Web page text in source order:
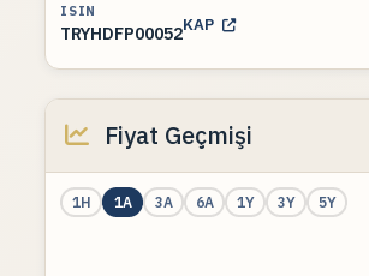
ISIN
TRYHDFP00052KAP
Fiyat Geçmişi
1H 1A 3A 6A 1Y 3Y 5Y